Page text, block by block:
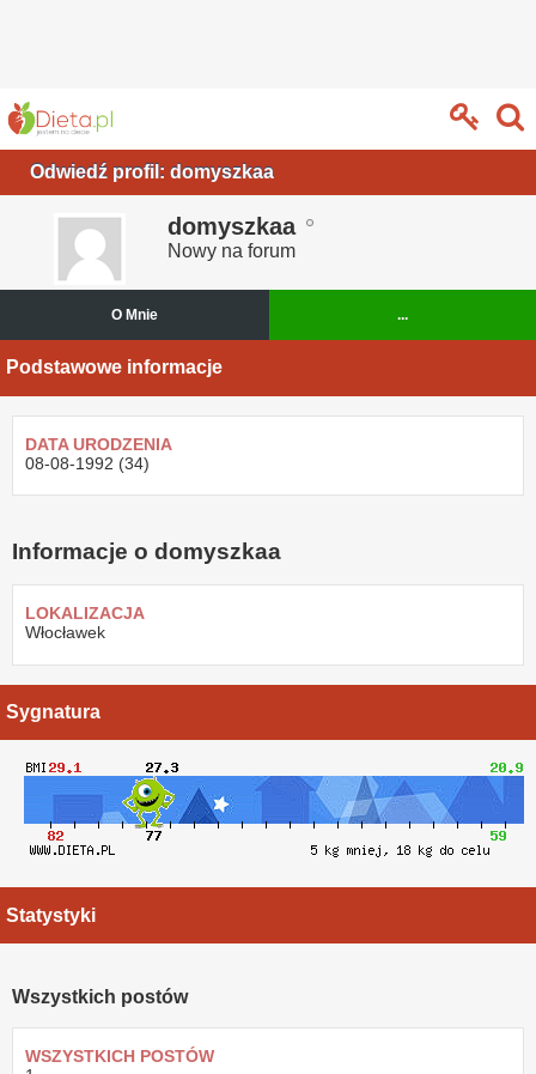
Odwiedź profil: domyszkaa
domyszkaa
Nowy na forum
O Mnie ...
Podstawowe informacje
DATA URODZENIA
08-08-1992 (34)
Informacje o domyszkaa
LOKALIZACJA
Włocławek
Sygnatura
Statystyki
Wszystkich postów
WSZYSTKICH POSTÓW